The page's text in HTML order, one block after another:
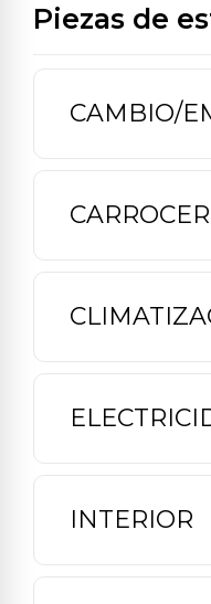
Piezas de
CAMBIO/
INTERIOR